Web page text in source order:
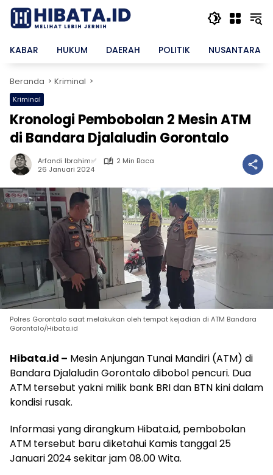
Langsung
konten
KABAR
HUKUM DAERAH POLITIK NUSANTARA
Beranda Kriminal
Kriminal
Kronologi Pembobolan 2 Mesin ATM
di Bandara Djalaludin Gorontalo
Arfandi Ibrahim✅
2 Min Baca
26 Januari 2024
Polres Gorontalo saat melakukan oleh tempat kejadian di ATM Bandara
Gorontalo/Hibata.id
Hibata.id – Mesin Anjungan Tunai Mandiri (ATM) di
Bandara Djalaludin Gorontalo dibobol pencuri. Dua
ATM tersebut yakni milik bank BRI dan BTN kini dalam
kondisi rusak.
Informasi yang dirangkum Hibata.id, pembobolan
ATM tersebut baru diketahui Kamis tanggal 25
Januari 2024 sekitar jam 08.00 Wita.